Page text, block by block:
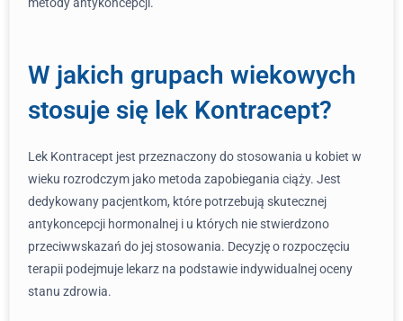
W jakich grupach wiekowych
stosuje się lek Kontracept?
Lek Kontracept jest przeznaczony do stosowania u kobiet w
wieku rozrodczym jako metoda zapobiegania ciąży. Jest
dedykowany pacjentkom, które potrzebują skutecznej
antykoncepcji hormonalnej i u których nie stwierdzono
przeciwwskazań do jej stosowania. Decyzję o rozpoczęciu
terapii podejmuje lekarz na podstawie indywidualnej oceny
stanu zdrowia.